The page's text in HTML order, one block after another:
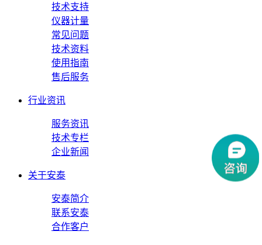
技术支持
仪器计量
常见问题
技术资料
使用指南
售后服务
行业资讯
服务资讯
技术专栏
企业新闻
关于安泰
安泰简介
联系安泰
合作客户